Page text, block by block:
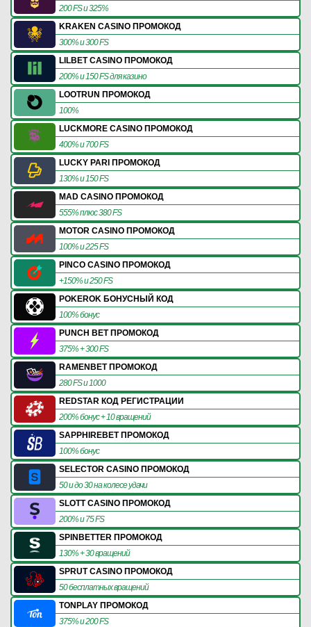
200 FS и 325%
KRAKEN CASINO ПРОМОКОД
300% и 300 FS
LILBET CASINO ПРОМОКОД
200% и 150 FS для казино
LOOTRUN ПРОМОКОД
100%
LUCKMORE CASINO ПРОМОКОД
400% и 700 FS
LUCKY PARI ПРОМОКОД
130% и 150 FS
MAD CASINO ПРОМОКОД
555% плюс 380 FS
MOTOR CASINO ПРОМОКОД
100% и 225 FS
PINCO CASINO ПРОМОКОД
+150% и 250 FS
POKEROK БОНУСНЫЙ КОД
100% бонус
PUNCH BET ПРОМОКОД
375% + 300 FS
RAMENBET ПРОМОКОД
280 FS и 1000
REDSTAR КОД РЕГИСТРАЦИИ
200% бонус + 10 вращений
SAPPHIREBET ПРОМОКОД
100% бонус
SELECTOR CASINO ПРОМОКОД
50 и до 30 на колесе удачи
SLOTT CASINO ПРОМОКОД
200% и 75 FS
SPINBETTER ПРОМОКОД
130% + 30 вращений
SPRUT CASINO ПРОМОКОД
50 бесплатных вращений
TONPLAY ПРОМОКОД
375% и 200 FS